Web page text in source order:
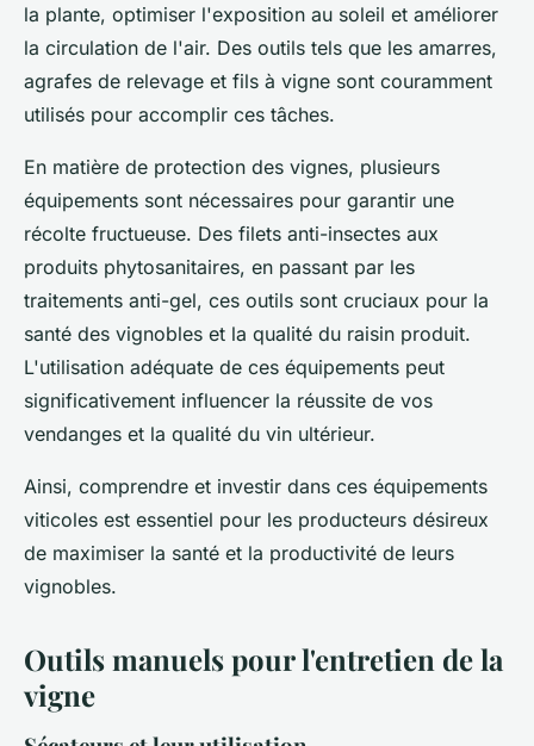
la plante, optimiser l'exposition au soleil et améliorer
la circulation de l'air. Des outils tels que les amarres,
agrafes de relevage et fils à vigne sont couramment
utilisés pour accomplir ces tâches.
En matière de protection des vignes, plusieurs
équipements sont nécessaires pour garantir une
récolte fructueuse. Des filets anti-insectes aux
produits phytosanitaires, en passant par les
traitements anti-gel, ces outils sont cruciaux pour la
santé des vignobles et la qualité du raisin produit.
L'utilisation adéquate de ces équipements peut
significativement influencer la réussite de vos
vendanges et la qualité du vin ultérieur.
Ainsi, comprendre et investir dans ces équipements
viticoles est essentiel pour les producteurs désireux
de maximiser la santé et la productivité de leurs
vignobles.
Outils manuels pour l'entretien de la
vigne